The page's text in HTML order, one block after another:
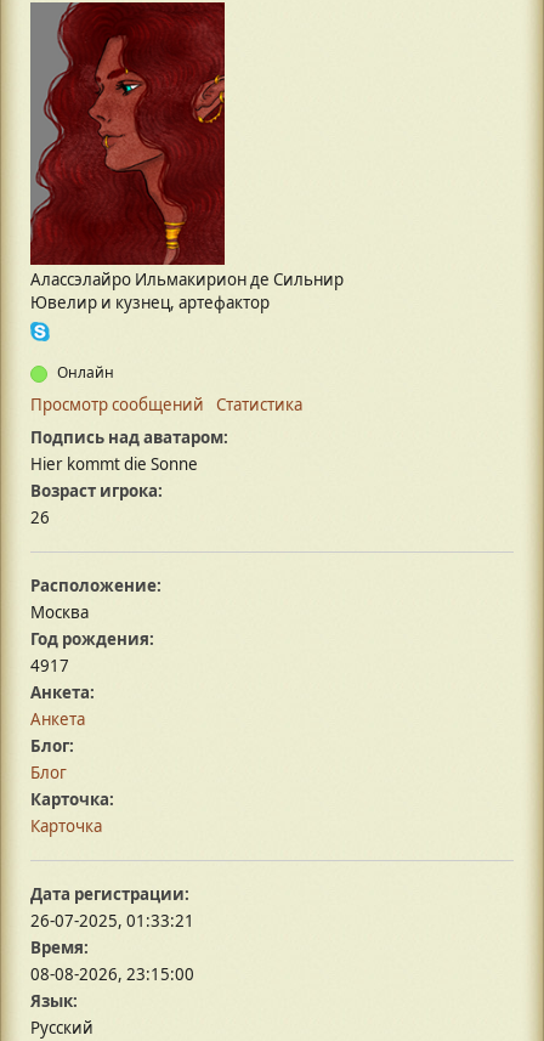
Алассэлайро Ильмакирион де Сильнир
Ювелир и кузнец, артефактор
Онлайн
Просмотр сообщений
Статистика
Подпись над аватаром:
Hier kommt die Sonne
Возраст игрока:
26
Расположение:
Москва
Год рождения:
4917
Анкета:
Анкета
Блог:
Блог
Карточка:
Карточка
Дата регистрации:
26-07-2025, 01:33:21
Время:
08-08-2026, 23:15:00
Язык:
Русский